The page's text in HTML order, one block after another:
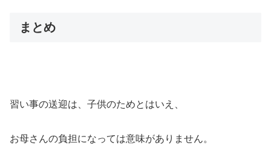
まとめ
習い事の送迎は、子供のためとはいえ、
お母さんの負担になっては意味がありません。